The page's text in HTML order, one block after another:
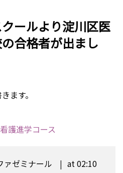
クールより淀川区医
合格者が出まし
ます。
看護進学コース
ァゼミナール at 02:10